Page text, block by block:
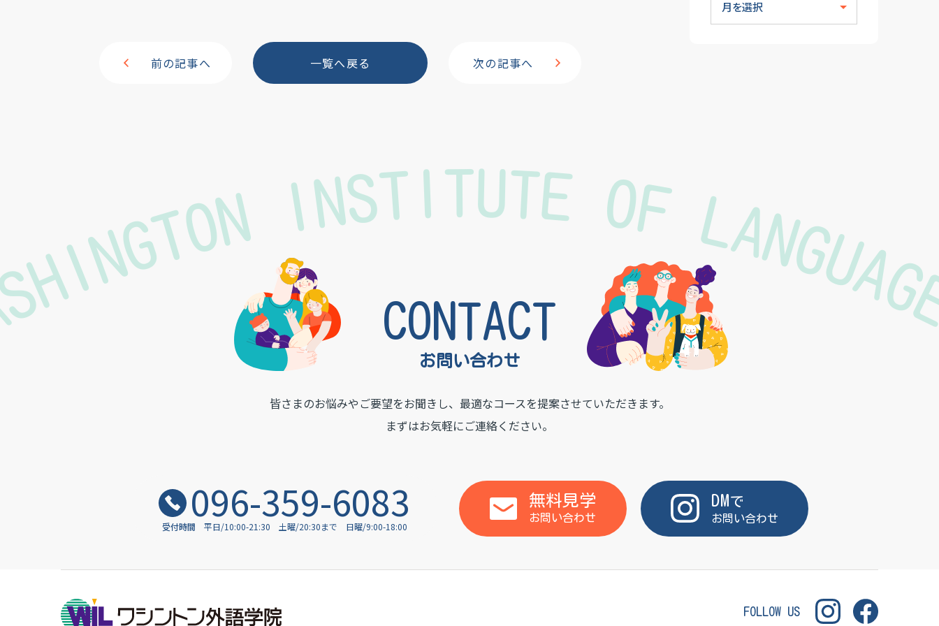
b
o
前の記事へ 次の記事へ
一覧へ戻る
INSTITUTE OF
お問い合わせ
CONTACT
皆さまのお悩みやご要望をお聞きし、 最適なコースを提案させていただきます。
まずはお気軽にご連絡ください。
096-359-6083
受付時間 平日/10:00-21:30 土曜/20:30まで 日曜/9:00-18:00
無料見学
お問い合わせ
DMで
お問い合わせ
FOLLOW US